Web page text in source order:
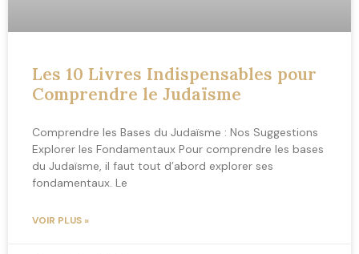
Les 10 Livres Indispensables pour
Comprendre le Judaïsme
Comprendre les Bases du Judaïsme : Nos Suggestions
Explorer les Fondamentaux Pour comprendre les bases
du Judaïsme, il faut tout d’abord explorer ses
fondamentaux. Le
VOIR PLUS »